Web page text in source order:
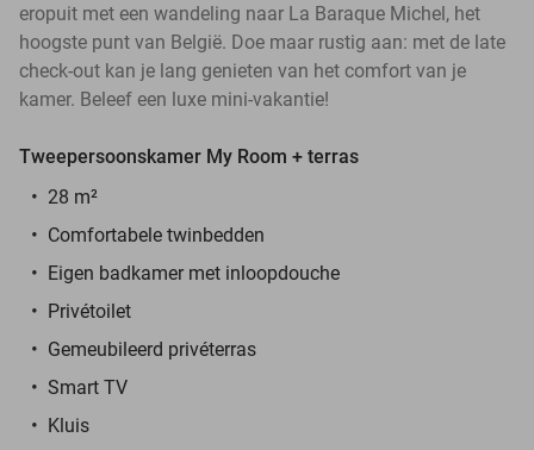
eropuit met een wandeling naar La Baraque Michel, het
hoogste punt van België. Doe maar rustig aan: met de late
check-out kan je lang genieten van het comfort van je
kamer. Beleef een luxe mini-vakantie!
Tweepersoonskamer My Room + terras
28 m²
Comfortabele twinbedden
Eigen badkamer met inloopdouche
Privétoilet
Gemeubileerd privéterras
Smart TV
Kluis